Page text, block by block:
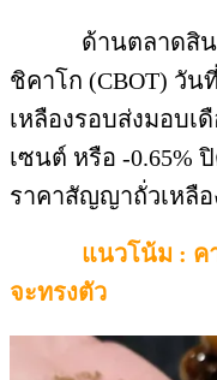
ด้านตลาดสินค้
ชิคาโก (CBOT) วั
เหลืองรอบส่งมอบเ
เซนต์ หรือ -0.65%
ราคาสัญญาถั่วเหลือ
แนวโน้ม : ค
จะทรงตัว